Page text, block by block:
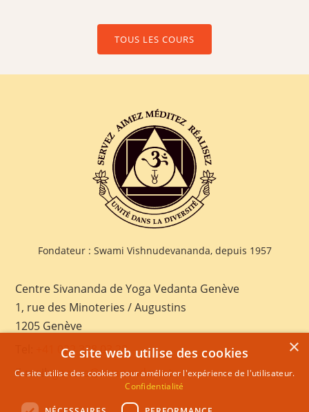
TOUS LES COURS
Fondateur : Swami Vishnudevananda, depuis 1957
Centre Sivananda de Yoga Vedanta Genève
1, rue des Minoteries / Augustins
1205 Genève
+41 022 328 03 28
E-mail:geneva@sivananda.net
×
Ce site web utilise des cookies
Ce site utilise des cookies pour améliorer l'expérience de l'utilisateur.
Confidentialité